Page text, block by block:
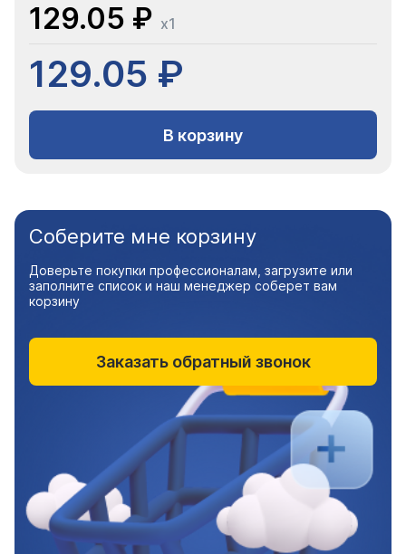
129.05 ₽ x1
129.05 ₽
В корзину
Соберите мне корзину
Доверьте покупки профессионалам, загрузите или
заполните список и наш менеджер соберет вам
корзину
Заказать обратный звонок